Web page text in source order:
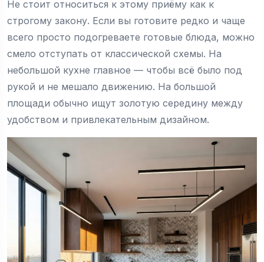
Не стоит относиться к этому приёму как к
строгому закону. Если вы готовите редко и чаще
всего просто подогреваете готовые блюда, можно
смело отступать от классической схемы. На
небольшой кухне главное — чтобы всё было под
рукой и не мешало движению. На большой
площади обычно ищут золотую середину между
удобством и привлекательным дизайном.